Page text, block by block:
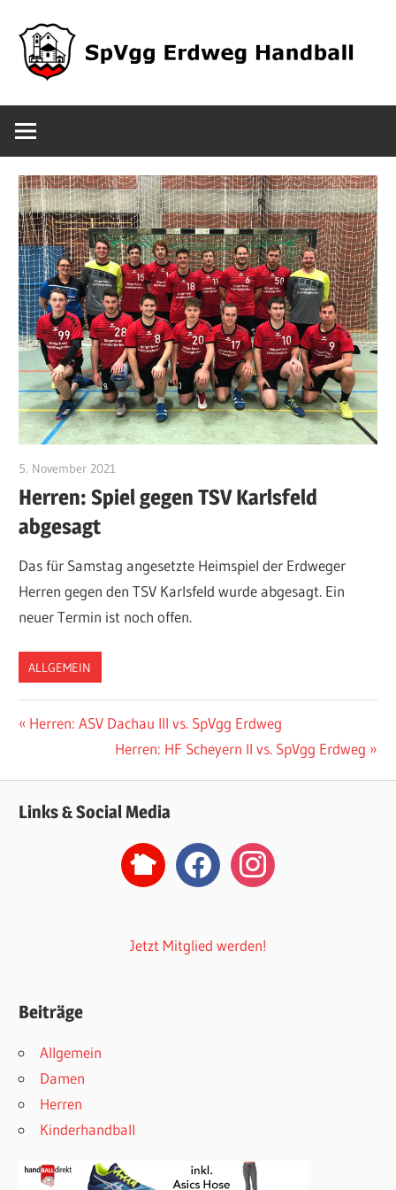
Inhalt
springen
SpVgg
Erdweg
Handball
5. November 2021
Herren: Spiel gegen TSV Karlsfeld
abgesagt
Das für Samstag angesetzte Heimspiel der Erdweger
Herren gegen den TSV Karlsfeld wurde abgesagt. Ein
neuer Termin ist noch offen.
ALLGEMEIN
Beitragsnavigation
Vorheriger
Herren: ASV Dachau III vs. SpVgg Erdweg
Nächster
Herren: HF Scheyern II vs. SpVgg Erdweg
Links & Social Media
nextdoor2facebookinstagram
Jetzt Mitglied werden!
Beiträge
Allgemein
Damen
Herren
Kinderhandball